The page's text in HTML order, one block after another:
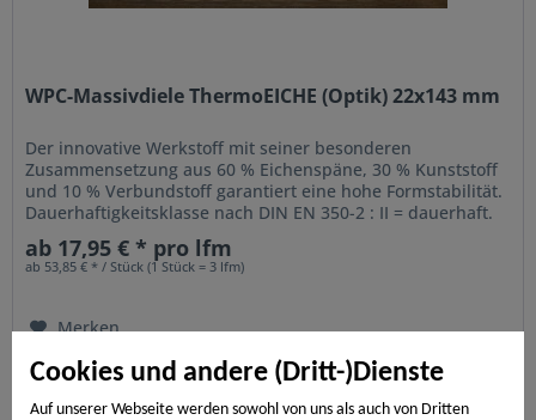
Cookies und andere (Dritt-)Dienste
Auf unserer Webseite werden sowohl von uns als auch von Dritten
WPC-Massivdiele ThermoEICHE (Optik) 22x143 mm
Der innovative Werkstoff mit seiner besonderen
Zusammensetzung aus 60 % Eichenspäne, 30 % Kunststoff
und 10 % Verbundstoff garantiert eine hohe Formstabilität.
Dauerhaftigkeitsklasse nach DIN EN 350-2 : II = dauerhaft.
Unsere...
ab 17,95 € * pro lfm
ab 53,85 € * / Stück (1 Stück = 3 lfm)
Merken